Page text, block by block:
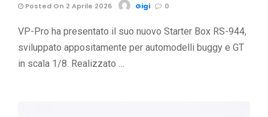
Posted On 2 Aprile 2026 Gigi 0
VP-Pro ha presentato il suo nuovo Starter Box RS-944,
sviluppato appositamente per automodelli buggy e GT
in scala 1/8. Realizzato …